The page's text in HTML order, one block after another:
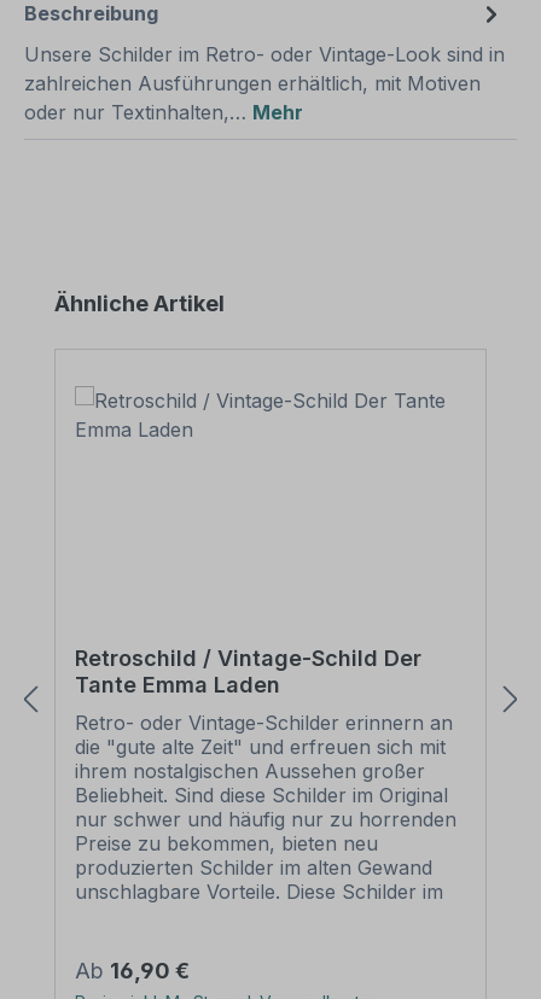
Beschreibung
Unsere Schilder im Retro- oder Vintage-Look sind in
zahlreichen Ausführungen erhältlich, mit Motiven
oder nur Textinhalten,… Mehr
Produktgalerie überspringen
Ähnliche Artikel
Retroschild / Vintage-Schild Der
Tante Emma Laden
Retro- oder Vintage-Schilder erinnern an
die "gute alte Zeit" und erfreuen sich mit
ihrem nostalgischen Aussehen großer
Beliebheit. Sind diese Schilder im Original
nur schwer und häufig nur zu horrenden
Preise zu bekommen, bieten neu
produzierten Schilder im alten Gewand
unschlagbare Vorteile. Diese Schilder im
Motiven oder nur Textinhalten, die je nach
Artikel individuallisiert werden können. Die
Regulärer Preis:
Ab 16,90 €